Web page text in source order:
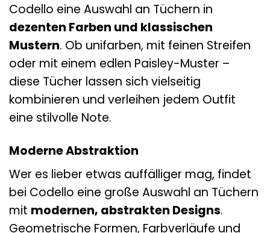
Codello eine Auswahl an Tüchern in
dezenten Farben und klassischen
Mustern. Ob unifarben, mit feinen Streifen
oder mit einem edlen Paisley-Muster –
diese Tücher lassen sich vielseitig
kombinieren und verleihen jedem Outfit
eine stilvolle Note.
Moderne Abstraktion
Wer es lieber etwas auffälliger mag, findet
bei Codello eine große Auswahl an Tüchern
mit modernen, abstrakten Designs.
Geometrische Formen, Farbverläufe und